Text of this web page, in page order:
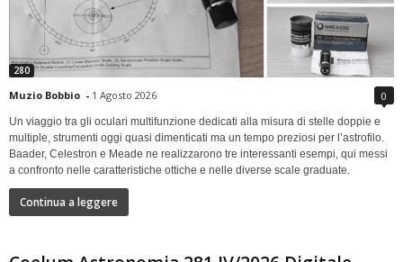
280
Muzio Bobbio - 1 Agosto 2026 0
Un viaggio tra gli oculari multifunzione dedicati alla misura di stelle doppie e
multiple, strumenti oggi quasi dimenticati ma un tempo preziosi per l’astrofilo.
Baader, Celestron e Meade ne realizzarono tre interessanti esempi, qui messi
a confronto nelle caratteristiche ottiche e nelle diverse scale graduate.
Continua a leggere